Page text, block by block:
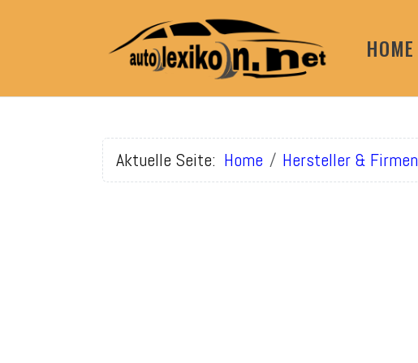
HOME
Aktuelle Seite: Home Hersteller & Firmen